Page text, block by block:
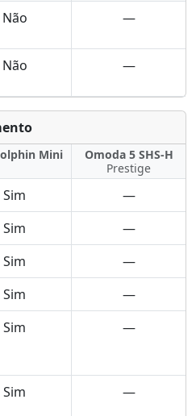
Não —
Não —
Mini
Omoda 5 SHS-H
Prestige
Sim —
Sim —
Sim —
Sim —
Sim —
Sim —